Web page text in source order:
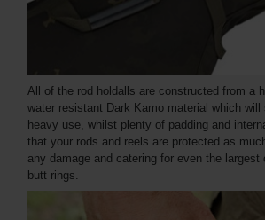
All of the rod holdalls are constructed from a
water resistant Dark Kamo material which will
heavy use, whilst plenty of padding and
that your rods and reels are protected as
any damage and catering for even the largest
butt rings.